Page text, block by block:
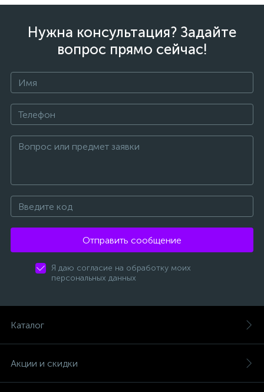
Нужна консультация? Задайте
вопрос прямо сейчас!
Отправить сообщение
Я даю согласие на обработку моих
персональных данных
Каталог
Акции и скидки